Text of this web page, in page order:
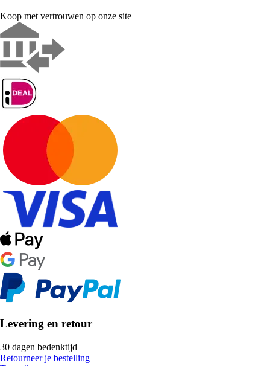
Koop met vertrouwen op onze site
Levering en retour
30 dagen bedenktijd
Retourneer je bestelling